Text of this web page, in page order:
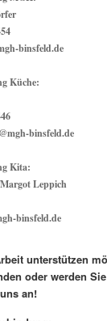
binsfeld.de
Küche:
binsfeld.de
Kita:
Leppich
binsfeld.de
unterstützen
oder werden
an!